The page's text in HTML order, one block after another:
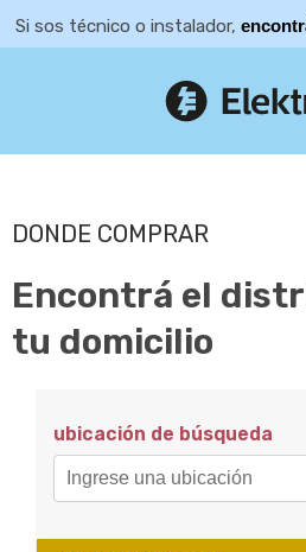
Si sos técnico o instalador,
DONDE COMPRAR
Encontrá el
tu domicilio
ubicación de búsqueda